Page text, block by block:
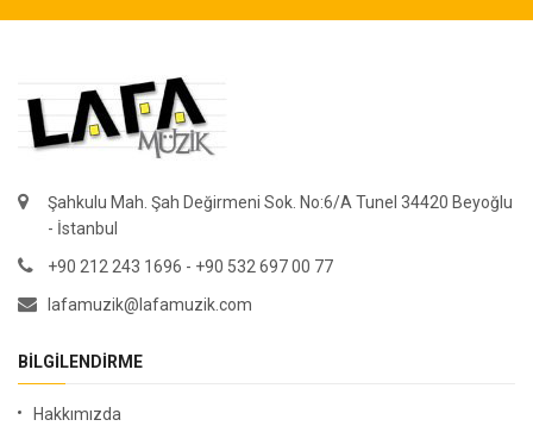
Şahkulu Mah. Şah Değirmeni Sok. No:6/A Tunel 34420 Beyoğlu
- İstanbul
+90 212 243 1696 - +90 532 697 00 77
lafamuzik@lafamuzik.com
BILGILENDIRME
Hakkımızda